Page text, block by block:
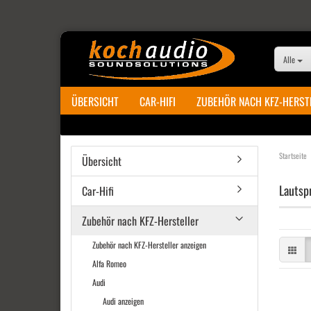
Alle
ÜBERSICHT CAR-HIFI ZUBEHÖR NACH KFZ-
Startseite
Übersicht
Car-Hifi
Zubehör nach KFZ-Hersteller
Zubehör nach KFZ-Hersteller anzeigen
Alfa Romeo
Audi
Audi anzeigen